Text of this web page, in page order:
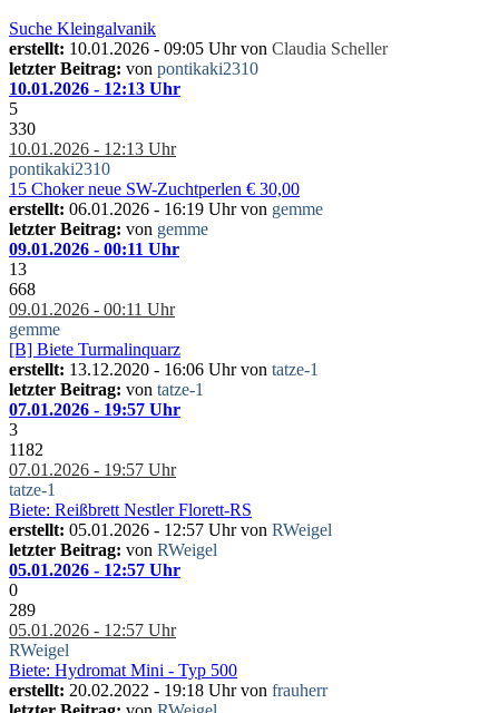
Suche Kleingalvanik
erstellt: 10.01.2026 - 09:05 Uhr von Claudia Scheller
letzter Beitrag: von pontikaki2310
10.01.2026 - 12:13 Uhr
5
330
10.01.2026 - 12:13 Uhr
pontikaki2310
15 Choker neue SW-Zuchtperlen € 30,00
erstellt: 06.01.2026 - 16:19 Uhr von gemme
letzter Beitrag: von gemme
09.01.2026 - 00:11 Uhr
13
668
09.01.2026 - 00:11 Uhr
gemme
[B] Biete Turmalinquarz
erstellt: 13.12.2020 - 16:06 Uhr von tatze-1
letzter Beitrag: von tatze-1
07.01.2026 - 19:57 Uhr
3
1182
07.01.2026 - 19:57 Uhr
tatze-1
Biete: Reißbrett Nestler Florett-RS
erstellt: 05.01.2026 - 12:57 Uhr von RWeigel
letzter Beitrag: von RWeigel
05.01.2026 - 12:57 Uhr
0
289
05.01.2026 - 12:57 Uhr
RWeigel
Biete: Hydromat Mini - Typ 500
erstellt: 20.02.2022 - 19:18 Uhr von frauherr